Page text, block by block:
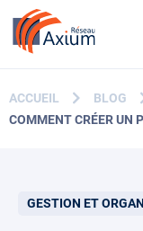
Contenu principal
ACCUEIL
BLOG
COMMENT CRÉER UN
GESTION ET